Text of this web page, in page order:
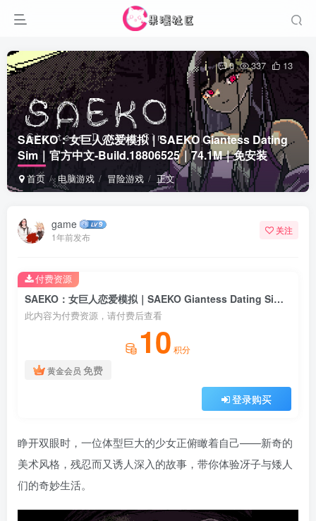
SAEKO：女巨人恋爱模拟｜SAEKO Giantess Dating
Sim｜官方中文-Build.18806525｜74.1M｜免安装
首页 电脑游戏 冒险游戏 正文
0 337 13
game
1年前发布
关注
SAEKO：女巨人恋爱模拟｜SAEKO Giantess Dating Sim｜官方中文-Build.18806525｜74.1M｜免安装
此内容为付费资源，请付费后查看
10 积分
黄金会员 免费
登录购买
付费资源
睁开双眼时，一位体型巨大的少女正俯瞰着自己——新奇的
美术风格，残忍而又诱人深入的故事，带你体验冴子与矮人
们的奇妙生活。